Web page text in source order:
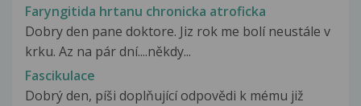
Faryngitida hrtanu chronicka atroficka
Dobry den pane doktore. Jiz rok me bolí neustále v
krku. Az na pár dní....někdy...
Fascikulace
Dobrý den, píši doplňující odpovědi k mému již